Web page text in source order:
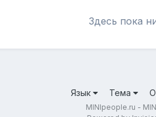
Здесь пока
Язык Тема
MINIpeople.ru -